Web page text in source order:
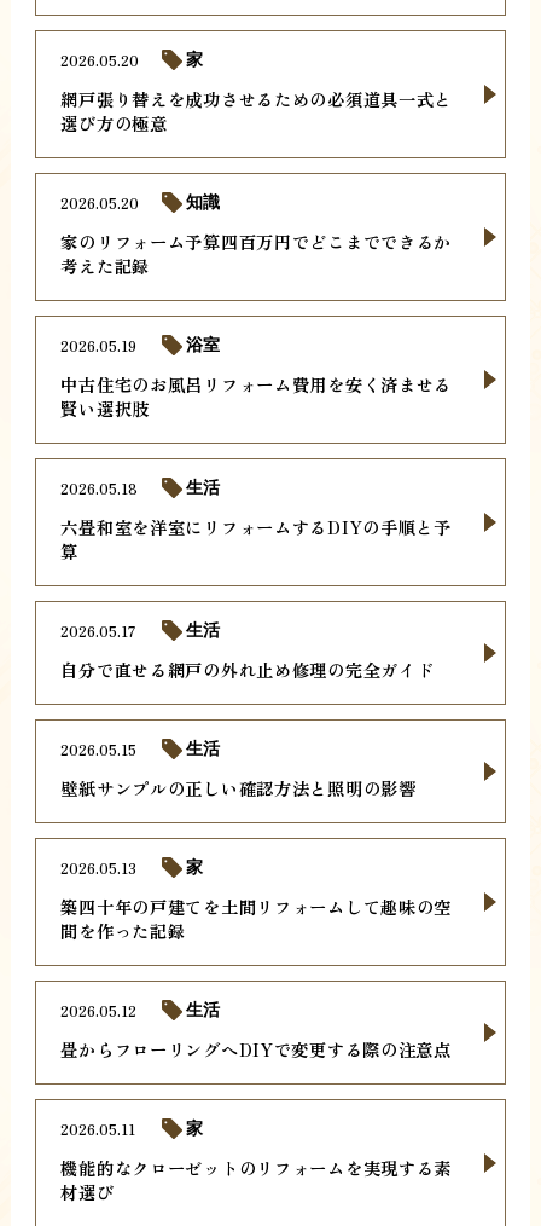
網戸張り替えを成功させるための必須道具一式と
選び方の極意
2026.05.20 家
家のリフォーム予算四百万円でどこまでできるか
考えた記録
2026.05.20 知識
中古住宅のお風呂リフォーム費用を安く済ませる
賢い選択肢
2026.05.19 浴室
六畳和室を洋室にリフォームするDIYの手順と予
算
2026.05.18 生活
自分で直せる網戸の外れ止め修理の完全ガイド
2026.05.17 生活
壁紙サンプルの正しい確認方法と照明の影響
2026.05.15 生活
築四十年の戸建てを土間リフォームして趣味の空
間を作った記録
2026.05.13 家
畳からフローリングへDIYで変更する際の注意点
2026.05.12 生活
機能的なクローゼットのリフォームを実現する素
材選び
2026.05.11 家